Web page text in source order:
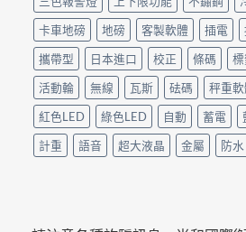
卡車地磅
地磅 客製軟體 插電
攜帶型
日本進口 校正 條碼
活動輪
無線 瓦斯 砝碼 秤重軟
紅色LED
綠色LED 自動 蓄電
計重
語音 超大液晶 金屬 防水